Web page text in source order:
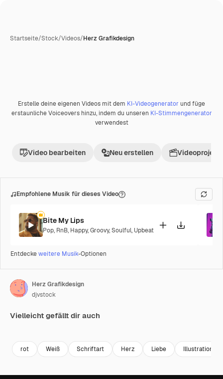
Startseite/Stock/Videos/Herz Grafikdesign
Premium
Erstelle deine eigenen Videos mit dem KI-Videogenerator und füge
erstaunliche Voiceovers hinzu, indem du unseren KI-Stimmengenerator
verwendest
Video bearbeiten Neu erstellen Videoprojekt
Empfohlene Musik für dieses Video
Bite My Lips
Pop, RnB, Happy,Groovy,Soulful, Upbeat
Entdeckeweitere Musik-Optionen
Herz Grafikdesign
djvstock
Vielleicht gefällt dir auch
rot Weiß Schriftart Herz Liebe Illustration